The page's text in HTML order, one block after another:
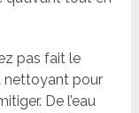
pas fait le
nettoyant pour
De l’eau